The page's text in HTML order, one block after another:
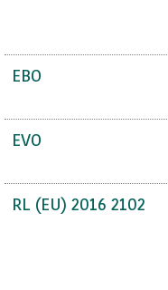
EBO
EVO
RL (EU) 2016 2102